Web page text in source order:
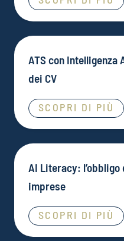
ATS con
dei CV
SCOPRI DI PIÙ
AI Literacy:
imprese
SCOPRI DI PIÙ